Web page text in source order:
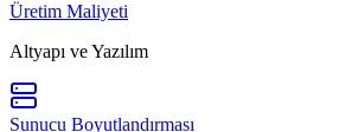
Üretim Maliyeti
Altyapı ve Yazılım
Sunucu Boyutlandırması